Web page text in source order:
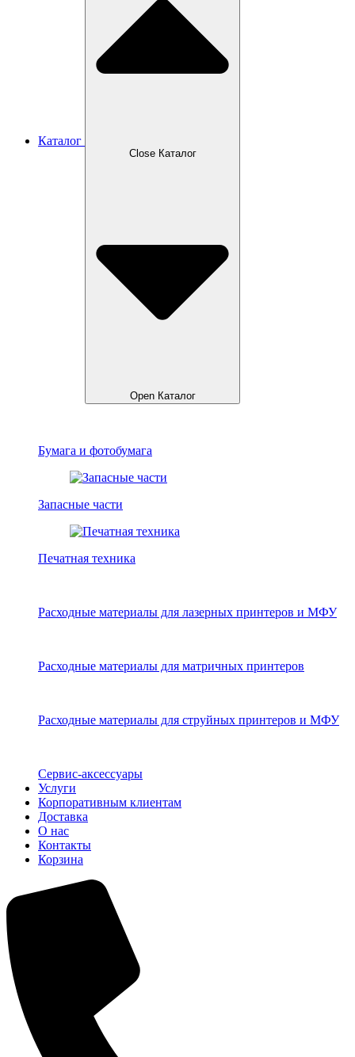
Каталог
Close Каталог
Open Каталог
Бумага и фотобумага
Запасные части
Печатная техника
Расходные материалы для лазерных принтеров и МФУ
Расходные материалы для матричных принтеров
Расходные материалы для струйных принтеров и МФУ
Сервис-аксессуары
Услуги
Корпоративным клиентам
Доставка
О нас
Контакты
Корзина